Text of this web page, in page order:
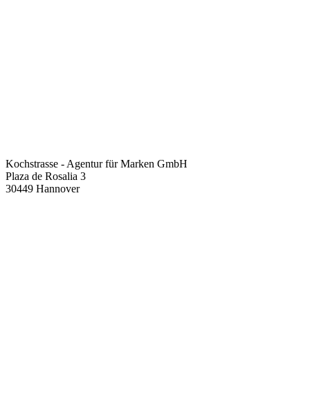
Kochstrasse - Agentur für Marken GmbH
Plaza de Rosalia 3
30449 Hannover